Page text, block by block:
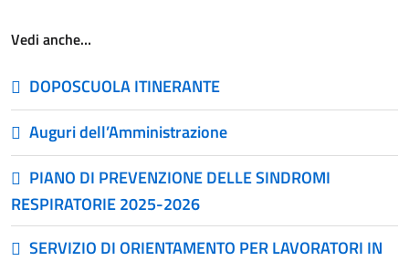
Vedi anche…
DOPOSCUOLA ITINERANTE
Auguri dell’Amministrazione
PIANO DI PREVENZIONE DELLE SINDROMI
RESPIRATORIE 2025-2026
SERVIZIO DI ORIENTAMENTO PER LAVORATORI IN